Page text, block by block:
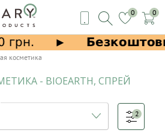
0 0
косметика
- BIOEARTH, СПРЕЙ
2